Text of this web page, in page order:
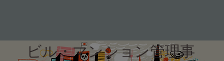
ビル・マンション管理事